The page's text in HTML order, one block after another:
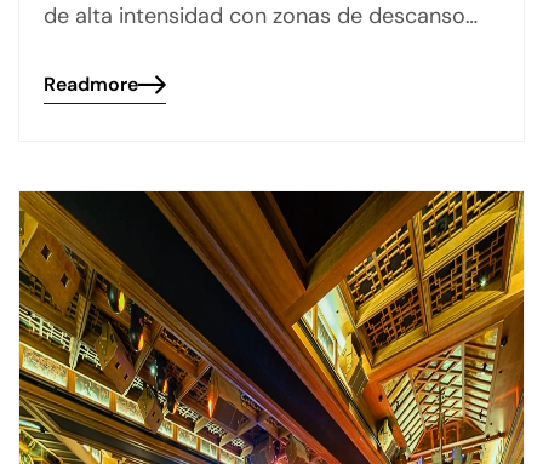
de alta intensidad con zonas de descanso…
Readmore